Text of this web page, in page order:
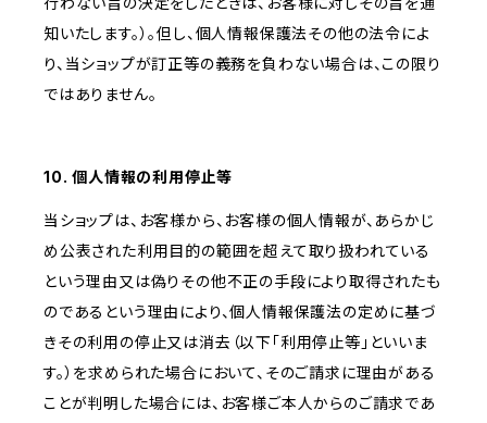
知いたします。）。但し、個人情報保護法その他の法令によ
り、当ショップが訂正等の義務を負わない場合は、この限り
ではありません。
10. 個人情報の利用停止等
当ショップは、お客様から、お客様の個人情報が、あらかじ
め公表された利用目的の範囲を超えて取り扱われている
という理由又は偽りその他不正の手段により取得されたも
のであるという理由により、個人情報保護法の定めに基づ
きその利用の停止又は消去（以下「利用停止等」といいま
す。）を求められた場合において、そのご請求に理由がある
ことが判明した場合には、お客様ご本人からのご請求であ